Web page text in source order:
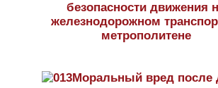
безопасности движения
железнодорожном
метрополитене
Моральный вред после